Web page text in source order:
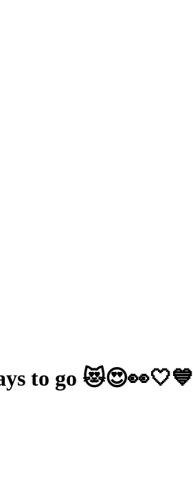
to go 😻😍👀🤍💙